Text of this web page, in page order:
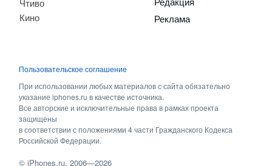
Чтиво
Кино
Реклама
Пользовательское соглашение
При использовании любых материалов с сайта обязательно
указание iphones.ru в качестве источника.
Все авторские и исключительные права в рамках проекта
защищены
в соответствии с положениями 4 части Гражданского Кодекса
Российской Федерации.
©iPhones.ru, 2006—2026